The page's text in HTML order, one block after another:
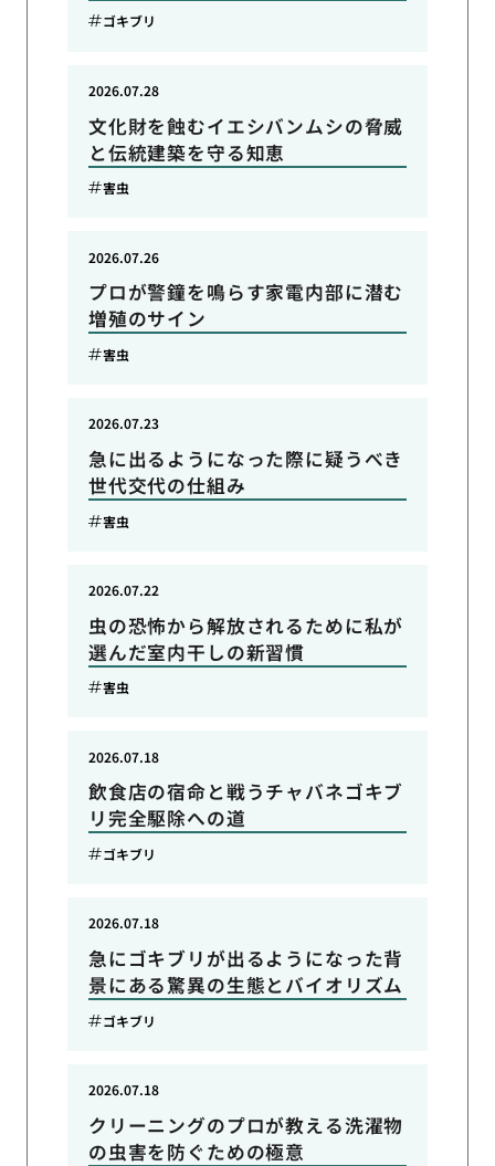
ゴキブリ
文化財を蝕むイエシバンムシの脅威
と伝統建築を守る知恵
2026.07.28
害虫
プロが警鐘を鳴らす家電内部に潜む
増殖のサイン
2026.07.26
害虫
急に出るようになった際に疑うべき
世代交代の仕組み
2026.07.23
害虫
虫の恐怖から解放されるために私が
選んだ室内干しの新習慣
2026.07.22
害虫
飲食店の宿命と戦うチャバネゴキブ
リ完全駆除への道
2026.07.18
ゴキブリ
急にゴキブリが出るようになった背
景にある驚異の生態とバイオリズム
2026.07.18
ゴキブリ
クリーニングのプロが教える洗濯物
の虫害を防ぐための極意
2026.07.18